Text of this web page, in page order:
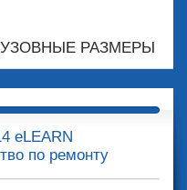
РАЗМЕРЫ
eLEARN
по ремонту